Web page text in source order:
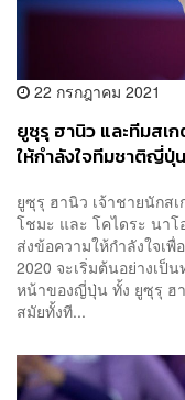
22 กรกฎาคม 2021
ยูซุรุ ฮานิว และทีมสเ
ให้กำลังใจทีมชาติญี่ปุ่
ยูซุรุ ฮานิว เจ้าชายนักส
โชมะ และ โคไดระ นาโ
ส่งข้อความให้กำลังใจเ
2020 จะเริ่มต้นอย่างเ
หน้าของญี่ปุ่น ทั้ง ยูซุรุ ฮ
สมัยทั้งที...